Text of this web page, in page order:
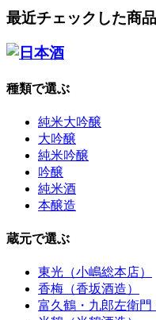
最近チェックした商品
種類で選ぶ
純米大吟醸
大吟醸
純米吟醸
吟醸
純米酒
本醸造
蔵元で選ぶ
東光（小嶋総本店）
香梅（香坂酒造）
富久鶴・九郎左衛門